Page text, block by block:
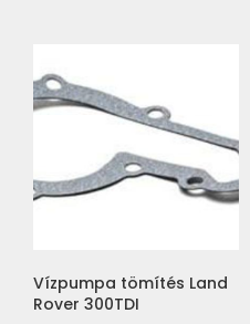
Vízpumpa tömítés Land
Rover 300TDI